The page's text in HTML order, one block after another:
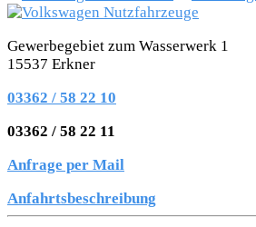
Gewerbegebiet zum Wasserwerk 1
15537 Erkner
03362 / 58 22 10
03362 / 58 22 11
Anfrage per Mail
Anfahrtsbeschreibung